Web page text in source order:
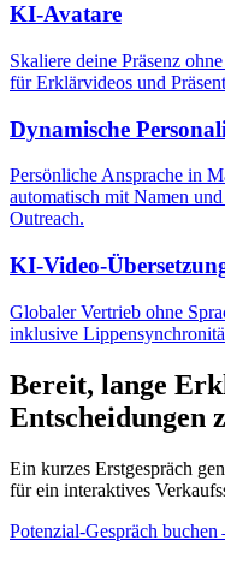
KI-Avatare
Skaliere deine Präsenz
für Erklärvideos und
Dynamische
Persönliche Ansprache in
automatisch mit Namen
Outreach.
KI-Video-
Globaler Vertrieb ohne
inklusive
Bereit, lange
Entscheidungen
Ein kurzes Erstgespräch
für ein interaktives
Potenzial-Gespräch buchen